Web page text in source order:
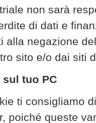
non sarà
di dati e
alla negazione
sito e/o dai siti
tuo PC
ti consigliamo
poiché queste